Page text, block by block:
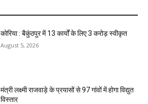
कोरिया : बैकुंठपुर में 13 कार्यों के लिए 3 करोड़ स्वीकृत
August 5, 2026
मंत्री लक्ष्मी राजवाड़े के प्रयासों से 97 गांवों में होगा विद्युत
विस्तार